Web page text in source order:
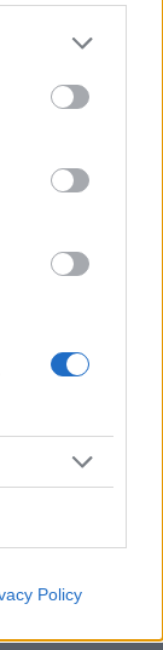
Policy
bardziej
ze
I robi się
przy
i